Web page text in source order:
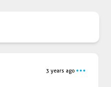
3 years ago